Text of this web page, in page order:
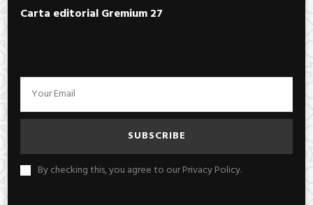
Carta editorial Gremium 27
By checking this, you agree to our Privacy Policy.